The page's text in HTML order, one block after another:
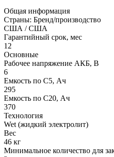
Общая информация
Страны: Бренд/производство
США / США
Гарантийный срок, мес
12
Основные
Рабочее напряжение АКБ, B
6
Емкость по С5, Ач
295
Емкость по С20, Ач
370
Технология
Wet (жидкий электролит)
Вес
46 кг
Минимальное количество для